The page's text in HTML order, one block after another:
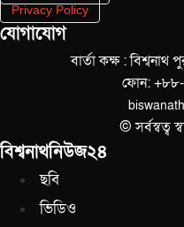
Privacy Policy
যোগাযোগ
বার্তা কক্ষ : বিশ্বনাথ
ফোন:
© সর্বস্বত্ব
বিশ্বনাথনিউজ২৪
ছবি
ভিডিও